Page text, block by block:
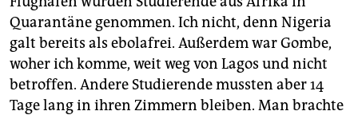
Quarantäne genommen. Ich nicht, denn Nigeria
galt bereits als ebolafrei. Außerdem war Gombe,
woher ich komme, weit weg von Lagos und nicht
betroffen. Andere Studierende mussten aber 14
Tage lang in ihren Zimmern bleiben. Man brachte